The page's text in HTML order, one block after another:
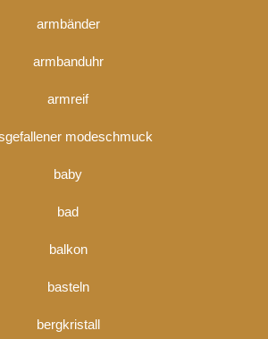
armbänder
armbanduhr
armreif
modeschmuck
baby
bad
balkon
basteln
bergkristall